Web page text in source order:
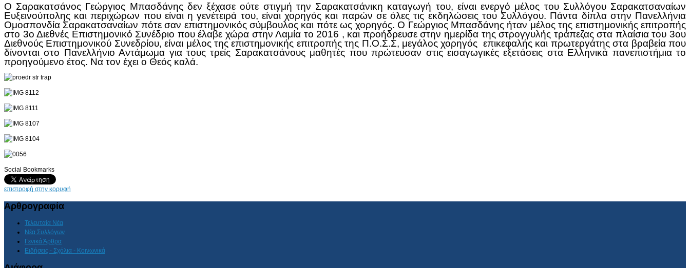
Ο Σαρακατσάνος Γεώργιος Μπασδάνης δεν ξέχασε ούτε στιγμή την Σαρακατσάνικη καταγωγή του, είναι ενεργό μέλος του Συλλόγου Σαρακατσαναίων
Ευξεινούπολης και περιχώρων που είναι η γενέτειρά του, είναι χορηγός και παρών σε όλες τις εκδηλώσεις του Συλλόγου. Πάντα δίπλα στην Πανελλήνια
Ομοσπονδία Σαρακατσαναίων πότε σαν επιστημονικός σύμβουλος και πότε ως χορηγός. Ο Γεώργιος Μπασδάνης ήταν μέλος της επιστημονικής επιτροπής
στο 3ο Διεθνές Επιστημονικό Συνέδριο που έλαβε χώρα στην Λαμία το 2016 , και προήδρευσε στην ημερίδα της στρογγυλής τράπεζας στα πλαίσια του 3ου
Διεθνούς Επιστημονικού Συνεδρίου, είναι μέλος της επιστημονικής επιτροπής της Π.Ο.Σ.Σ, μεγάλος χορηγός επικεφαλής και πρωτεργάτης στα βραβεία που
δίνονται στο Πανελλήνιο Αντάμωμα για τους τρείς Σαρακατσάνους μαθητές που πρώτευσαν στις εισαγωγικές εξετάσεις στα Ελληνικά πανεπιστήμια το
προηγούμενο έτος. Να τον έχει ο Θεός καλά.
Social Bookmarks
επιστροφή στην κορυφή
Αρθρογραφία
Τελευταία Νέα
Νέα Συλλόγων
Γενικά Άρθρα
Ειδήσεις - Σχόλια - Κοινωνικά